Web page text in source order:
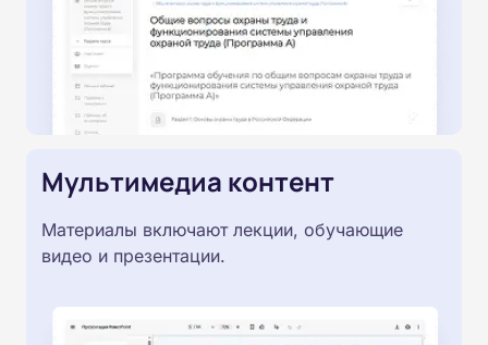
Мультимедиа контент
Материалы включают лекции, обучающие
видео и презентации.